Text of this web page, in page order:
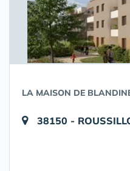
LA MAISON DE
38150 -